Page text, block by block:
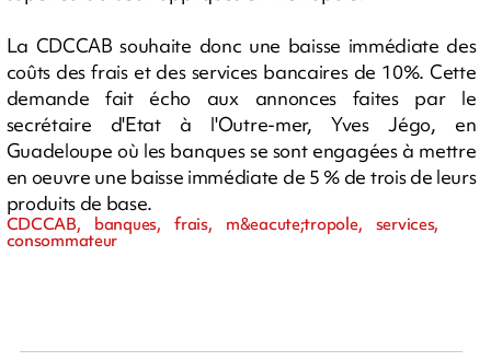
La CDCCAB souhaite donc une baisse immédiate des
coûts des frais et des services bancaires de 10%. Cette
demande fait écho aux annonces faites par le
secrétaire d'Etat à l'Outre-mer, Yves Jégo, en
Guadeloupe où les banques se sont engagées à mettre
en oeuvre une baisse immédiate de 5 % de trois de leurs
produits de base.
CDCCAB, banques, frais, m&eacute;tropole, services,
consommateur